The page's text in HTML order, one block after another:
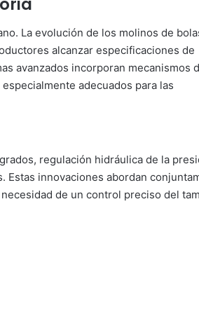
La evolución de los molinos de
alcanzar especificaciones de
avanzados incorporan mecanismos
adecuados para las
regulación hidráulica de la
innovaciones abordan
de un control preciso del